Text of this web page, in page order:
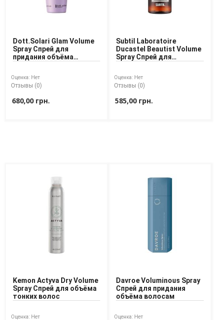
Dott.Solari Glam Volume
Spray Спрей для
придания объёма
Оценка: Нет
Отзывы (0)
680,00 грн.
Subtil Laboratoire
Ducastel Beautist Volume
Spray Спрей для
Оценка: Нет
Отзывы (0)
585,00 грн.
Kemon Actyva Dry Volume
Spray Спрей для объёма
тонких волос
Оценка: Нет
Davroe Voluminous Spray
Спрей для придания
объёма волосам
Оценка: Нет